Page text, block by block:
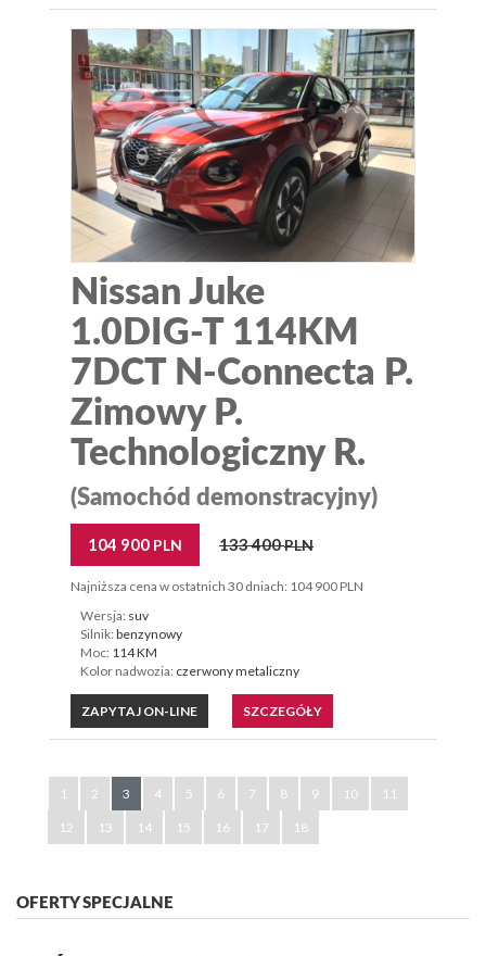
Nissan Juke
1.0DIG-T 114KM
7DCT N-Connecta P.
Zimowy P.
Technologiczny R.
(Samochód demonstracyjny)
104 900 PLN 133 400PLN
Najniższa cena w ostatnich 30 dniach: 104 900 PLN
Wersja: suv
Silnik: benzynowy
Moc: 114 KM
Kolor nadwozia: czerwony metaliczny
ZAPYTAJ ON-LINE SZCZEGÓŁY
1 2 3 4 5 6 7 8 9 10 11
12 13 14 15 16 17 18
OFERTY SPECJALNE